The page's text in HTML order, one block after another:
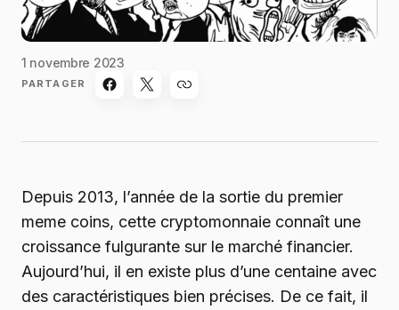
1 novembre 2023
PARTAGER
Depuis 2013, l’année de la sortie du premier
meme coins, cette cryptomonnaie connaît une
croissance fulgurante sur le marché financier.
Aujourd’hui, il en existe plus d’une centaine avec
des caractéristiques bien précises. De ce fait, il